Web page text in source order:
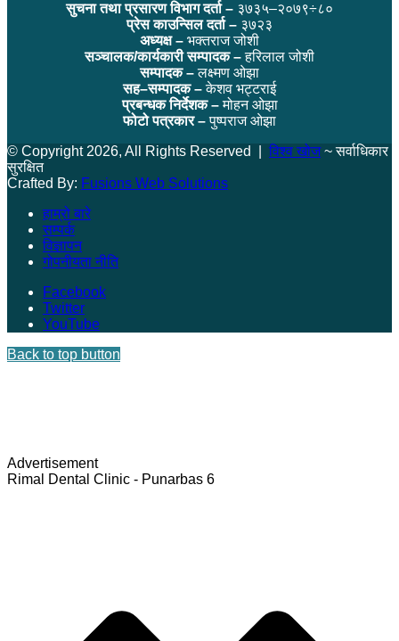
सुचना तथा प्रसारण विभाग दर्ता – ३७३५–२०७९÷८०
प्रेस काउन्सिल दर्ता – ३७२३
अध्यक्ष – भक्तराज जोशी
सञ्चालक/कार्यकारी सम्पादक –हरिलाल जोशी
सम्पादक –लक्ष्मण ओझा
सह–सम्पादक –केशव भट्टराई
प्रबन्धक निर्देशक –मोहन ओझा
फोटो पत्रकार –पुष्पराज ओझा
© Copyright 2026, All Rights Reserved | विश्व खोज~ सर्वाधिकार
सुरक्षित
Crafted By: Fusions Web Solutions
हाम्रो बारे
सम्पर्क
विज्ञापन
गोपनीयता नीति
Facebook
Twitter
YouTube
Back to top button
Advertisement
Rimal Dental Clinic - Punarbas 6